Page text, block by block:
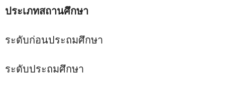
ประเภทสถานศึกษา
ระดับก่อนประถมศึกษา
ระดับประถมศึกษา